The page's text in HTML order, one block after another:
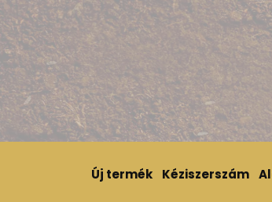
Új termék Kéziszerszám